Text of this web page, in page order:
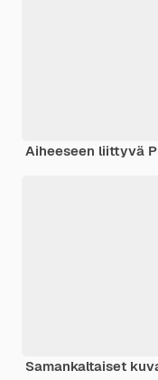
Aiheeseen liittyvä
Samankaltaiset